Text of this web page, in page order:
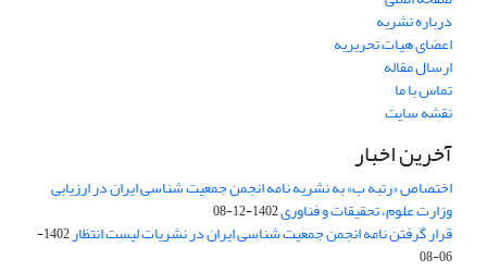
درباره نشریه
اعضای هیات تحریریه
ارسال مقاله
تماس با ما
نقشه سایت
آخرین اخبار
اختصاص «رتبه ب» به نشریه نامه انجمن جمعیت شناسی ایران در ارزیابی
وزارت علوم، تحقیقات و فناوری1402-12-08
قرار گرفتن نامه انجمن جمعیت شناسی ایران در نشریات لیست انتظار
1402-
06-08